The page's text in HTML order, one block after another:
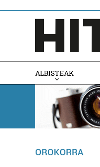
ALBISTEAK
OROKORRA